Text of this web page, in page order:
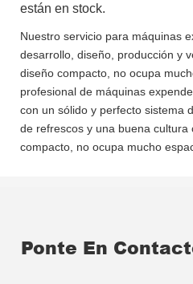
están en stock.
Nuestro servicio para máquinas
desarrollo, diseño, producción y
diseño compacto, no ocupa
profesional de máquinas
con un sólido y perfecto sistema
de refrescos y una buena
compacto, no ocupa mucho
Ponte En